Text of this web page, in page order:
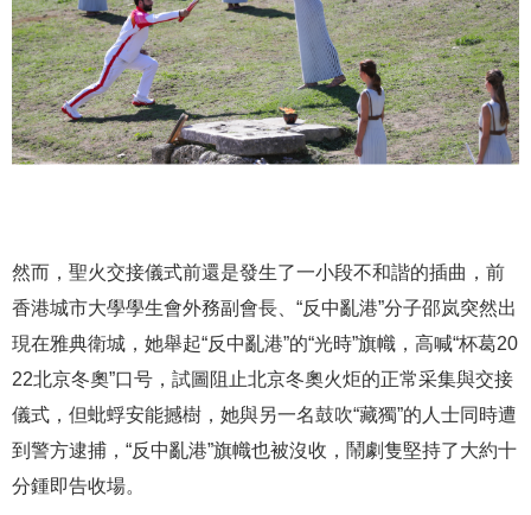
然而，聖火交接儀式前還是發生了一小段不和諧的插曲，前
香港城市大學學生會外務副會長、“反中亂港”分子邵岚突然出
現在雅典衛城，她舉起“反中亂港”的“光時”旗幟，高喊“杯葛20
22北京冬奧”口号，試圖阻止北京冬奧火炬的正常采集與交接
儀式，但蚍蜉安能撼樹，她與另一名鼓吹“藏獨”的人士同時遭
到警方逮捕，“反中亂港”旗幟也被沒收，鬧劇隻堅持了大約十
分鍾即告收場。